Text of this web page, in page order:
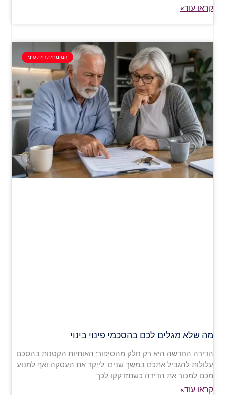
קראו עוד»
המומחית רוית סיני
מה שלא מגלים לכם בהסכמי פינוי בינוי
הדירה החדשה היא רק חלק מהסיפור: האותיות הקטנות בהסכם
עלולות להגביל אתכם במשך שנים, לייקר את העסקה ואף למנוע
מכם למכור את הדירה כשתזדקקו לכך
קראו עוד»